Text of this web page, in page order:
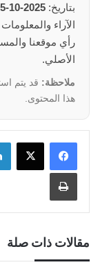
بتاريخ: 2025-10-15 10:44:00
الآراء
رأي موقعنا
الأصلي.
ملاحظة: قد يتم
هذا المحتوى.
مقالات ذات صلة